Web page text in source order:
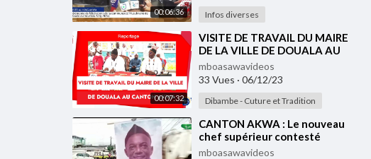
00:06:36 Infos diverses
00:07:32
⁣VISITE DE TRAVAIL DU MAIRE
DE LA VILLE DE DOUALA AU
CANTON AKWA
mboasawavideos
33 Vues · 06/12/23
Dibambe - Cuture et Tradition
⁣CANTON AKWA : Le nouveau
chef supérieur contesté
mboasawavideos